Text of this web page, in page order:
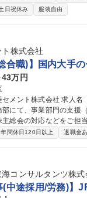
わせ・要件定義：各部
考対応・クロージング
事/中途採用担当】土屋
日祝休み 服装自由
株式会社
合職)】国内大手
万円
総合職）】国内大手のセメントメーカー/在宅勤務可 仕
にて、事業部門の支援
をご担当いただきます。 【詳細】・事業部門
は、1案件につき1人で
リアパス】法務部の課
/法務（総合職）】国内大手のセメントメーカー/在宅勤務
年間休日120日以上 退職金
コンサルタンツ株式
(中途採用/労務)】